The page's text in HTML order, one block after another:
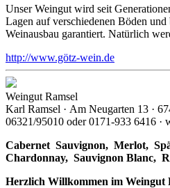
Unser Weingut wird seit
Lagen auf verschiedenen Böden
Weinausbau garantiert. Natürlich
http://www.götz-wein.de
Weingut Ramsel
Karl Ramsel · Am Neugarten 13 ·
06321/95010 oder 0171-933 6416 ·
Cabernet Sauvignon, Merlot,
Chardonnay, Sauvignon Blanc,
Herzlich Willkommen im Weingut